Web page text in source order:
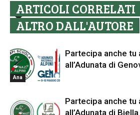
ARTICOLI CORRELATI
ALTRO DALL'AUTORE
Ana
Partecipa anche tu
all’Adunata di
Partecipa anche tu
all’Adunata di Biella